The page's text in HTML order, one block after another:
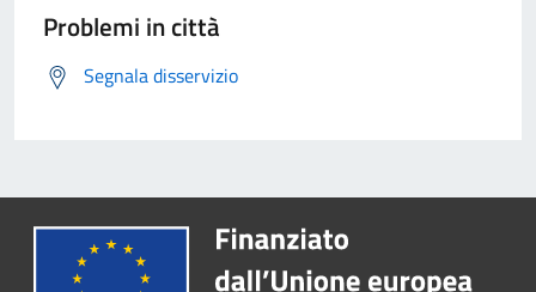
Problemi in città
Segnala disservizio